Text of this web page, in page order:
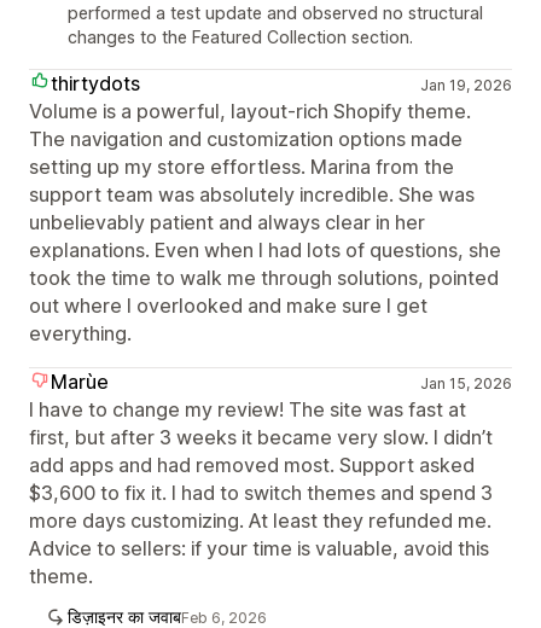
performed a test update and observed no structural
changes to the Featured Collection section.
thirtydots Jan 19, 2026
Volume is a powerful, layout‑rich Shopify theme.
The navigation and customization options made
setting up my store effortless. Marina from the
support team was absolutely incredible. She was
unbelievably patient and always clear in her
explanations. Even when I had lots of questions, she
took the time to walk me through solutions, pointed
out where I overlooked and make sure I get
everything.
Marùe
Jan 15, 2026
I have to change my review! The site was fast at
first, but after 3 weeks it became very slow. I didn’t
add apps and had removed most. Support asked
$3,600 to fix it. I had to switch themes and spend 3
more days customizing. At least they refunded me.
Advice to sellers: if your time is valuable, avoid this
theme.
डिज़ाइनर का जवाबFeb 6, 2026